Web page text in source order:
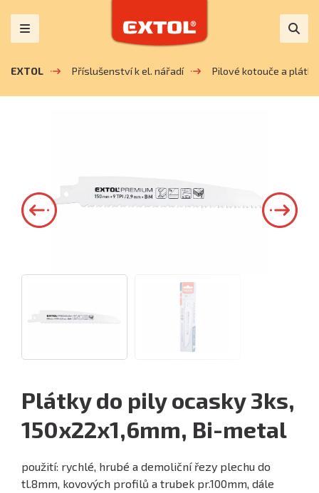
EXTOL Příslušenství k el. nářadí Pilové kotouče a plátky
Plátky do pily ocasky 3ks,
150x22x1,6mm, Bi-metal
použití: rychlé, hrubé a demoliční řezy plechu do
tl.8mm, kovových profilů a trubek pr.100mm, dále